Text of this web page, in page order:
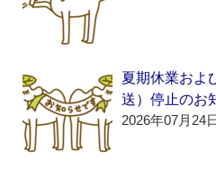
夏期休業およ
送）停止のお
2026年07月24